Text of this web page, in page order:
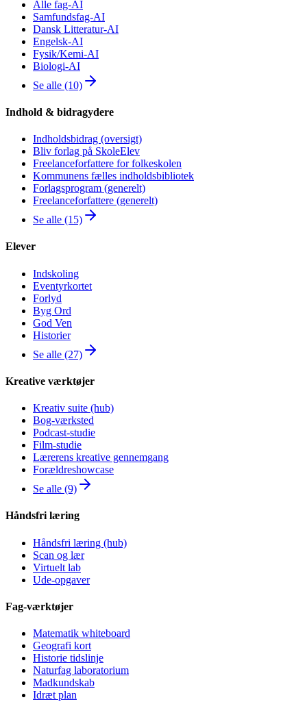
Alle fag-AI
Samfundsfag-AI
Dansk Litteratur-AI
Engelsk-AI
Fysik/Kemi-AI
Biologi-AI
Se alle (10)
Indhold & bidragydere
Indholdsbidrag (oversigt)
Bliv forlag på SkoleElev
Freelanceforfattere for folkeskolen
Kommunens fælles indholdsbibliotek
Forlagsprogram (generelt)
Freelanceforfattere (generelt)
Se alle (15)
Elever
Indskoling
Eventyrkortet
Forlyd
Byg Ord
God Ven
Historier
Se alle (27)
Kreative værktøjer
Kreativ suite (hub)
Bog-værksted
Podcast-studie
Film-studie
Lærerens kreative gennemgang
Forældreshowcase
Se alle (9)
Håndsfri læring
Håndsfri læring (hub)
Scan og lær
Virtuelt lab
Ude-opgaver
Fag-værktøjer
Matematik whiteboard
Geografi kort
Historie tidslinje
Naturfag laboratorium
Madkundskab
Idræt plan